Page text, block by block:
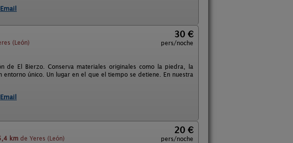
Email
(León)
30 €
pers/noche
de El Bierzo. Conserva materiales originales como la piedra, la
único. Un lugar en el que el tiempo se detiene. En nuestra
Email
km de Yeres (León)
20 €
pers/noche